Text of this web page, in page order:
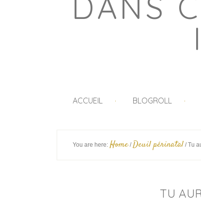
ACCUEIL BLOGROLL
You are here: Home / Deuil périnatal /Tu
TU